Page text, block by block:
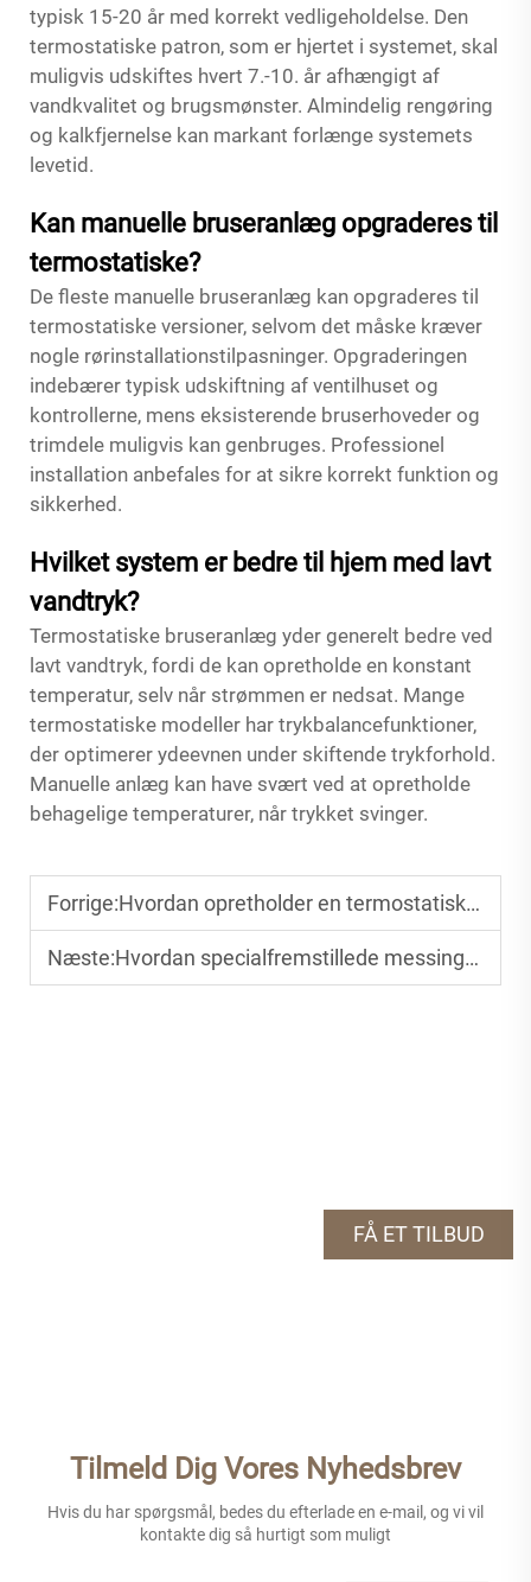
typisk 15-20 år med korrekt vedligeholdelse. Den
termostatiske patron, som er hjertet i systemet, skal
muligvis udskiftes hvert 7.-10. år afhængigt af
vandkvalitet og brugsmønster. Almindelig rengøring
og kalkfjernelse kan markant forlænge systemets
levetid.
Kan manuelle bruseranlæg opgraderes til
termostatiske?
De fleste manuelle bruseranlæg kan opgraderes til
termostatiske versioner, selvom det måske kræver
nogle rørinstallationstilpasninger. Opgraderingen
indebærer typisk udskiftning af ventilhuset og
kontrollerne, mens eksisterende bruserhoveder og
trimdele muligvis kan genbruges. Professionel
installation anbefales for at sikre korrekt funktion og
sikkerhed.
Hvilket system er bedre til hjem med lavt
vandtryk?
Termostatiske bruseranlæg yder generelt bedre ved
lavt vandtryk, fordi de kan opretholde en konstant
temperatur, selv når strømmen er nedsat. Mange
termostatiske modeller har trykbalancefunktioner,
der optimerer ydeevnen under skiftende trykforhold.
Manuelle anlæg kan have svært ved at opretholde
behagelige temperaturer, når trykket svinger.
Forrige:Hvordan opretholder en termostatisk bruserhane præcis temperaturregulering?
Næste:Hvordan specialfremstillede messinghaner forbedrer hoteller og detailhandels badeværelsesdesign
FÅ ET TILBUD
Tilmeld Dig Vores Nyhedsbrev
Hvis du har spørgsmål, bedes du efterlade en e-mail, og vi vil
kontakte dig så hurtigt som muligt